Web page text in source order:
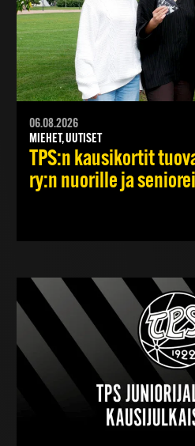
06.08.2026
MIEHET, UUTISET
TPS:n kausikortit
ry:n nuorille ja